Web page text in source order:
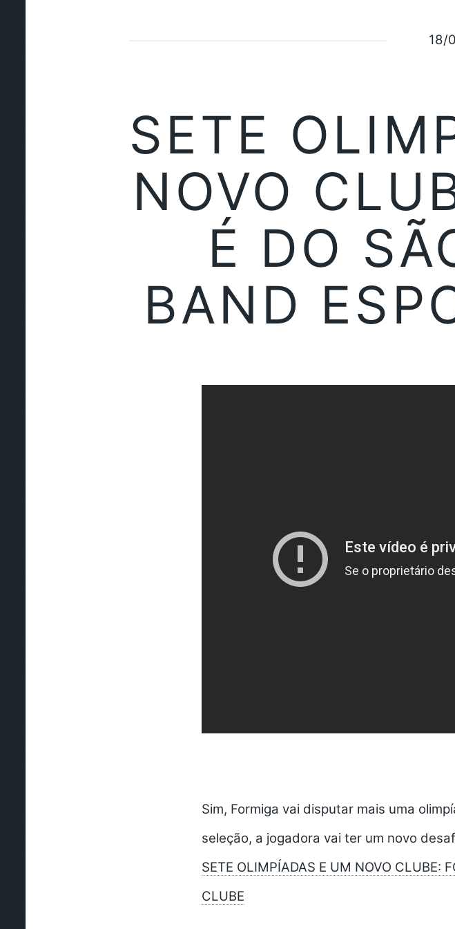
18/
SETE
NOVO
É DO
BAND
Sim, Formiga vai disputar mais uma
seleção, a jogadora vai ter um novo
SETE OLIMPÍADAS E UM NOVO CLUBE:
CLUBE